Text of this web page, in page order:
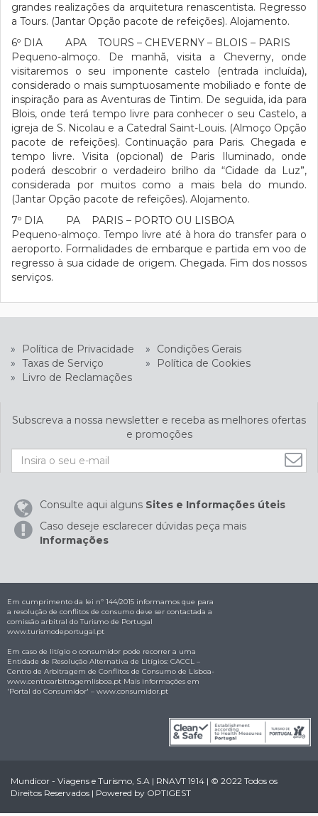
grandes realizações da arquitetura renascentista. Regresso
a Tours. (Jantar Opção pacote de refeições). Alojamento.
6º DIA APA TOURS – CHEVERNY – BLOIS – PARIS
Pequeno-almoço. De manhã, visita a Cheverny, onde
visitaremos o seu imponente castelo (entrada incluída),
considerado o mais sumptuosamente mobiliado e fonte de
inspiração para as Aventuras de Tintim. De seguida, ida para
Blois, onde terá tempo livre para conhecer o seu Castelo, a
igreja de S. Nicolau e a Catedral Saint-Louis. (Almoço Opção
pacote de refeições). Continuação para Paris. Chegada e
tempo livre. Visita (opcional) de Paris Iluminado, onde
poderá descobrir o verdadeiro brilho da “Cidade da Luz”,
considerada por muitos como a mais bela do mundo.
(Jantar Opção pacote de refeições). Alojamento.
7º DIA PA PARIS – PORTO OU LISBOA
Pequeno-almoço. Tempo livre até à hora do transfer para o
aeroporto. Formalidades de embarque e partida em voo de
regresso à sua cidade de origem. Chegada. Fim dos nossos
serviços.
» Política de Privacidade »
Condições Gerais
» Taxas de Serviço »
Política de Cookies
»
Livro de Reclamações
Subscreva a nossa newsletter e receba as melhores ofertas
e promoções
Consulte aqui alguns Sites e Informações úteis
Caso deseje esclarecer dúvidas peça mais
Informações
Em cumprimento da lei nº 144/2015 informamos que para
a resolução de conflitos de consumo deve ser contactada a
comissão arbitral do Turismo de Portugal
www.turismodeportugal.pt
Em caso de litígio o consumidor pode recorrer a uma
Entidade de Resolução Alternativa de Litígios: CACCL –
Centro de Arbitragem de Conflitos de Consumo de Lisboa-
www.centroarbitragemlisboa.pt Mais informações em
'Portal do Consumidor' – www.consumidor.pt
Mundicor - Viagens e Turismo, S.A | RNAVT 1914 | © 2022 Todos os
Direitos Reservados | Powered by OPTIGEST